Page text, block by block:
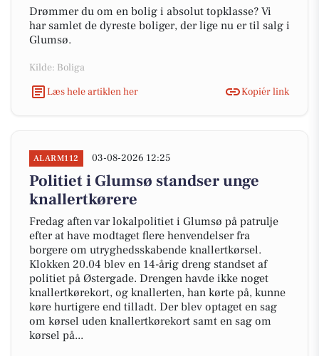
Drømmer du om en bolig i absolut topklasse? Vi
har samlet de dyreste boliger, der lige nu er til salg i
Glumsø.
Kilde: Boliga
Læs hele artiklen her
Kopiér link
ALARM112 03-08-2026 12:25
Politiet i Glumsø standser unge
knallertkørere
Fredag aften var lokalpolitiet i Glumsø på patrulje
efter at have modtaget flere henvendelser fra
borgere om utryghedsskabende knallertkørsel.
Klokken 20.04 blev en 14-årig dreng standset af
politiet på Østergade. Drengen havde ikke noget
knallertkørekort, og knallerten, han kørte på, kunne
køre hurtigere end tilladt. Der blev optaget en sag
om kørsel uden knallertkørekort samt en sag om
kørsel på...